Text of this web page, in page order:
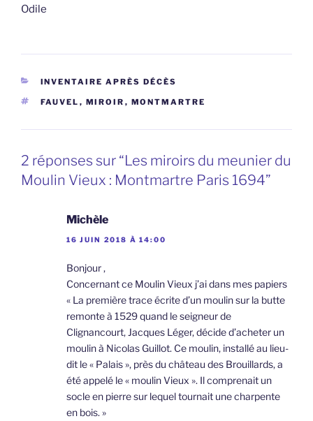
Odile
CATÉGORIES
INVENTAIRE APRÈS DÉCÈS
ÉTIQUETTES
FAUVEL , MIROIR , MONTMARTRE
2 réponses sur “Les miroirs du meunier du
Moulin Vieux : Montmartre Paris 1694”
Michèle
16 JUIN 2018 À 14:00
Bonjour ,
Concernant ce Moulin Vieux j’ai dans mes papiers
« La première trace écrite d’un moulin sur la butte
remonte à 1529 quand le seigneur de
Clignancourt, Jacques Léger, décide d’acheter un
moulin à Nicolas Guillot. Ce moulin, installé au lieu-
dit le « Palais », près du château des Brouillards, a
été appelé le « moulin Vieux ». Il comprenait un
socle en pierre sur lequel tournait une charpente
en bois. »